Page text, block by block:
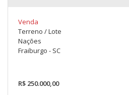
Venda
Terreno / Lote
Nações
Fraiburgo - SC
R$ 250.000,00